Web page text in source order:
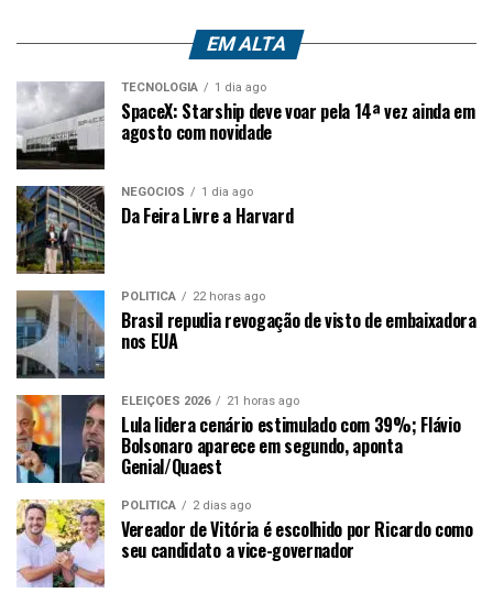
EM ALTA
TECNOLOGIA 1 dia ago
SpaceX: Starship deve voar pela 14ª vez ainda em
agosto com novidade
NEGÓCIOS 1 dia ago
Da Feira Livre a Harvard
POLÍTICA 22 horas ago
Brasil repudia revogação de visto de embaixadora
nos EUA
ELEIÇÕES 2026 21 horas ago
Lula lidera cenário estimulado com 39%; Flávio
Bolsonaro aparece em segundo, aponta
Genial/Quaest
POLÍTICA 2 dias ago
Vereador de Vitória é escolhido por Ricardo como
seu candidato a vice-governador